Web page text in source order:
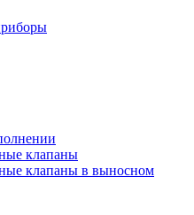
клапаны
клапаны в выносном